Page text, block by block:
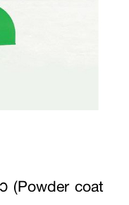
(Powder coat